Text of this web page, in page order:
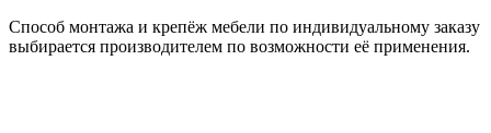
Способ монтажа и крепёж мебели по индивидуальному заказу
выбирается производителем по возможности её применения.